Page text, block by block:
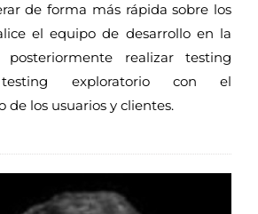
de forma más rápida sobre los
el equipo de desarrollo en la
posteriormente realizar testing
exploratorio con el
los usuarios y clientes.